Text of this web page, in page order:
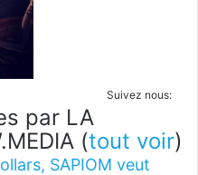
Suivez nous:
par LA
(tout voir)
SAPIOM veut